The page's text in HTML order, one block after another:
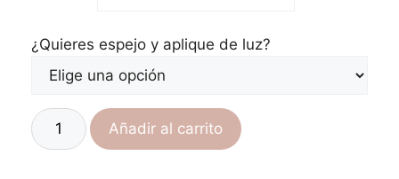
¿Quieres espejo y aplique de luz?
Añadir al carrito